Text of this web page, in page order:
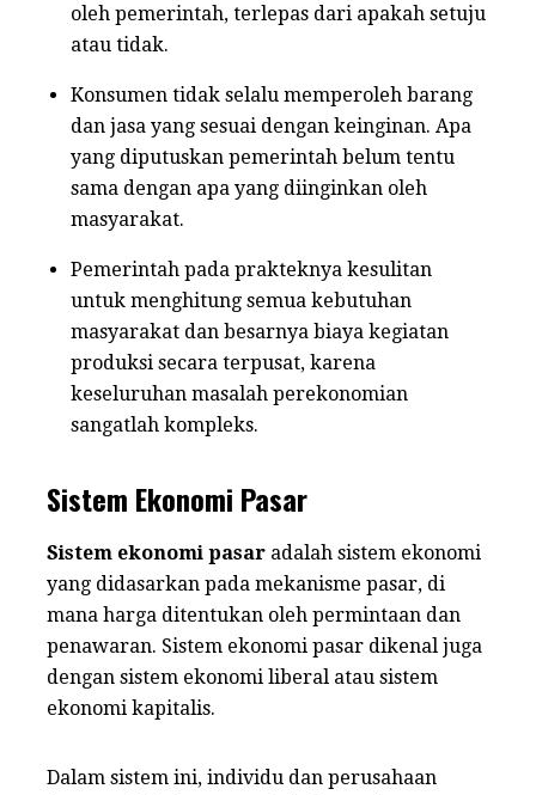
oleh pemerintah, terlepas dari apakah setuju
atau tidak.
Konsumen tidak selalu memperoleh barang
dan jasa yang sesuai dengan keinginan. Apa
yang diputuskan pemerintah belum tentu
sama dengan apa yang diinginkan oleh
masyarakat.
Pemerintah pada prakteknya kesulitan
untuk menghitung semua kebutuhan
masyarakat dan besarnya biaya kegiatan
produksi secara terpusat, karena
keseluruhan masalah perekonomian
sangatlah kompleks.
Sistem Ekonomi Pasar
Sistem ekonomi pasar adalah sistem ekonomi
yang didasarkan pada mekanisme pasar, di
mana harga ditentukan oleh permintaan dan
penawaran. Sistem ekonomi pasar dikenal juga
dengan sistem ekonomi liberal atau sistem
ekonomi kapitalis.
Dalam sistem ini, individu dan perusahaan